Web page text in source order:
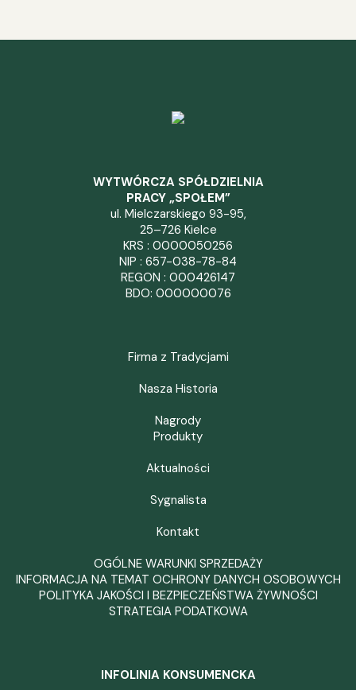
WYTWÓRCZA SPÓŁDZIELNIA
PRACY „SPOŁEM”
ul. Mielczarskiego 93-95,
25–726 Kielce
KRS : 0000050256
NIP : 657-038-78-84
REGON : 000426147
BDO: 000000076
Firma z Tradycjami
Nasza Historia
Nagrody
Produkty
Aktualności
Sygnalista
Kontakt
OGÓLNE WARUNKI SPRZEDAŻY
INFORMACJA NA TEMAT OCHRONY DANYCH OSOBOWYCH
POLITYKA JAKOŚCI I BEZPIECZEŃSTWA ŻYWNOŚCI
STRATEGIA PODATKOWA
INFOLINIA KONSUMENCKA